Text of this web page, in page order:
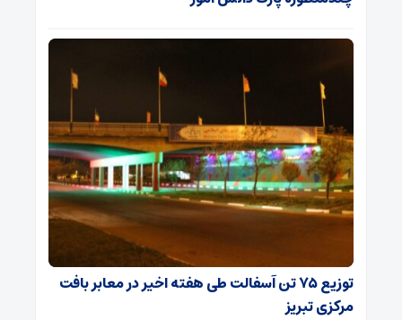
توزیع ۷۵ تن آسفالت طی هفته اخیر در معابر بافت
مرکزی تبریز